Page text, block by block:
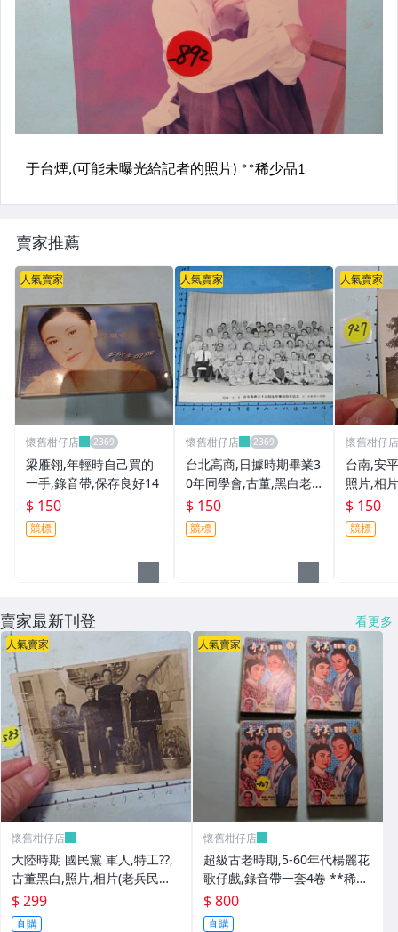
賣家推薦
人氣賣家
懷舊柑仔店
梁雁翎,年輕時自己買的
一手,錄音帶,保存良好14
$ 150
競標
人氣賣家
懷舊柑仔店
台北高商,日據時期畢業3
0年同學會,古董,黑白老
照片,相片
$ 150
競標
人氣賣家
懷舊柑仔店
台南,安
照片,相片
$ 150
競標
賣家最新刊登 看更多
人氣賣家
懷舊柑仔店
大陸時期 國民黨 軍人,特工??,
古董黑白,照片,相片(老兵民國3
8年從大陸帶來台灣的) **稀少
品6
$ 299
直購
人氣賣家
懷舊柑仔店
超級古老時期,5-60年代楊麗花
歌仔戲,錄音帶一套4卷 **稀少
品
$ 800
直購